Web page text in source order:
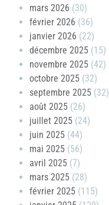
mars 2026 (30)
février 2026 (36)
janvier 2026 (22)
décembre 2025 (15)
novembre 2025 (42)
octobre 2025 (32)
septembre 2025 (32)
août 2025 (26)
juillet 2025 (24)
juin 2025 (44)
mai 2025 (56)
avril 2025 (7)
mars 2025 (28)
février 2025 (115)